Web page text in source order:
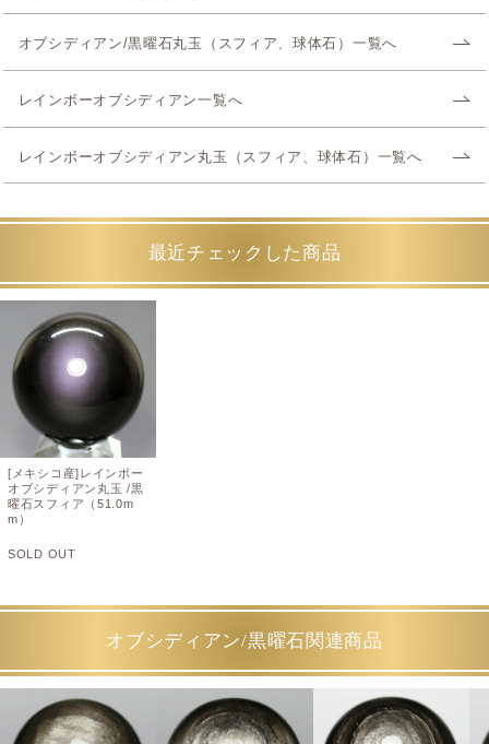
オブシディアン/黒曜石丸玉（スフィア、球体石）一覧へ
レインボーオブシディアン一覧へ
レインボーオブシディアン丸玉（スフィア、球体石）一覧へ
最近チェックした商品
[メキシコ産]レインボー
オブシディアン丸玉 /黒
曜石スフィア（51.0m
m）
SOLD OUT
オブシディアン/黒曜石関連商品